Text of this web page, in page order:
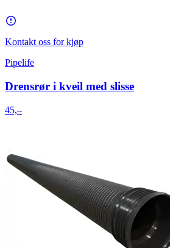
Kontakt oss for kjøp
Pipelife
Drensrør i kveil med slisse
45,–